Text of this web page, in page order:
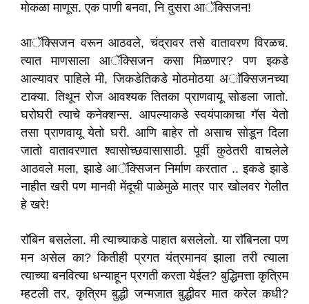
मोकळा माणूस. एक पाणी बनवा, नि दुसरा आॅक्सिजन!
आॅक्सिजन वरून आठवले, चंद्रावर तसे वातावरण विरळच.
त्यात माणसाला आॅक्सिजन कसा मिळणार? पण इकडे
आल्यावर पाहिले मी, जिकडेतिकडे मोठमोठया अाॅक्सिजनच्या
टाक्या. तिथून रोज आवश्यक तितका प्राणवायू सोडला जातो.
घरोघरी त्याचे कनेक्शन्स. आपल्याकडे स्वयंपाकाचा गॅस येतो
तसा प्राणवायू येतो घरी. आणि बाहेर तो असाच सोडून दिला
जातो वातावरणात श्वासोच्छवासासाठी. पूर्वी कुठेतरी वाचलेले
आठवले मला, झाडे आॅक्सिजन निर्माण करतात .. इकडे झाडे
नाहीत खरी पण मानवी मेंदूची पाळेमुळे मात्र पार खोलवर गेलीत
हे खरे!
राॅबिन बसलेला. मी त्याच्याकडे पाहात बसलेलो. या राॅबिनला पण
मन असेल का? कितीही प्रगत यंत्रमानव झाला तरी त्याला
त्याच्या बनवित्या धन्याहून प्रगती करता येईल? बुद्धिमत्ता कृत्रिम
म्हटली तर, कृत्रिम बुद्धी जन्मजात बुद्धीवर मात करेल कधी?